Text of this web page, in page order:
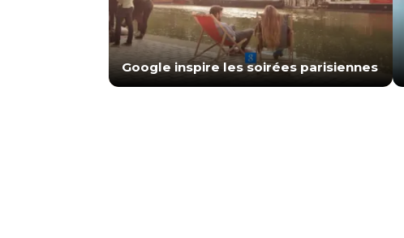
Google inspire les soirées parisiennes